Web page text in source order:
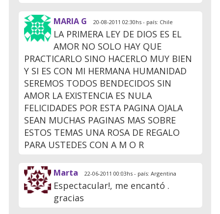
MARIA G 20-08-2011 02:30hs - país: Chile
LA PRIMERA LEY DE DIOS ES EL
AMOR NO SOLO HAY QUE
PRACTICARLO SINO HACERLO MUY BIEN
Y SI ES CON MI HERMANA HUMANIDAD
SEREMOS TODOS BENDECIDOS SIN
AMOR LA EXISTENCIA ES NULA
FELICIDADES POR ESTA PAGINA OJALA
SEAN MUCHAS PAGINAS MAS SOBRE
ESTOS TEMAS UNA ROSA DE REGALO
PARA USTEDES CON A M O R
Marta 22-06-2011 00:03hs - país: Argentina
Espectacular!, me encantó .
gracias